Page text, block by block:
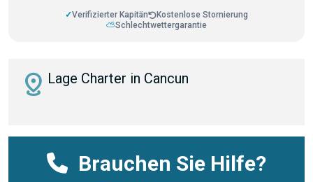
✓Verifizierter Kapitän
Kostenlose Stornierung
⛅Schlechtwettergarantie
distance Lage Charter in Cancun
Brauchen Sie Hilfe?